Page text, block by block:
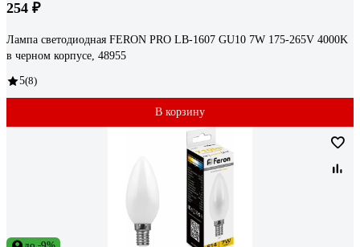
254 ₽
Лампа светодиодная FERON PRO LB-1607 GU10 7W 175-265V 4000K
в черном корпусе, 48955
5(8)
В корзину